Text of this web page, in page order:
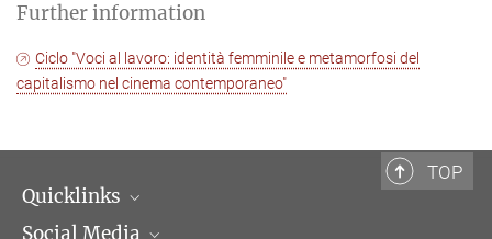
Further information
Ciclo "Voci al lavoro: identità femminile e metamorfosi del
capitalismo nel cinema contemporaneo"
TOP
Quicklinks
Scientific Departments
Social Media